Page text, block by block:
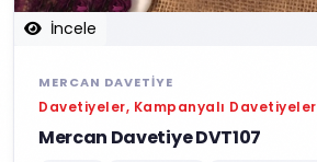
İncele
MERCAN DAVETIYE
Davetiyeler, Kampanyalı Davetiyeler
Mercan Davetiye DVT107